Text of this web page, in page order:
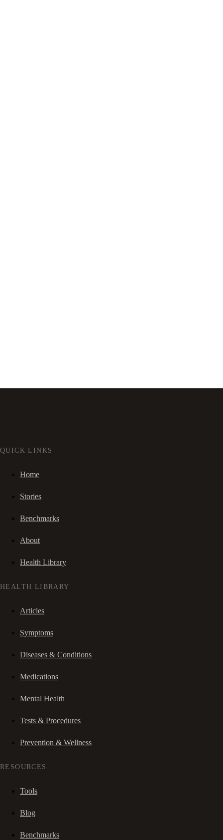
QUICK LINKS
Home
Stories
Benchmarks
About
Health Library
HEALTH LIBRARY
Articles
Symptoms
Diseases & Conditions
Medications
Mental Health
Tests & Procedures
Prevention & Wellness
RESOURCES
Tools
Blog
Benchmarks